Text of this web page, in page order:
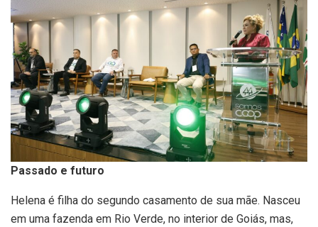
Passado e futuro
Helena é filha do segundo casamento de sua mãe. Nasceu
em uma fazenda em Rio Verde, no interior de Goiás, mas,